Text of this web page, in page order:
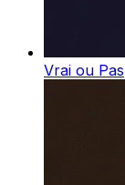
Vrai ou Pas